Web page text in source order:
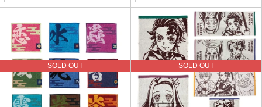
SOLD OUT SOLD OUT